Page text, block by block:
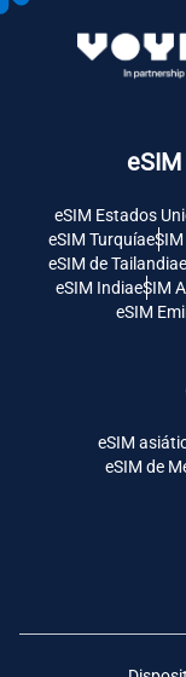
eSIM Estados
eSIM Turquía
eSIM de Tailandia
eSIM IndiaeSIM
eSIM
eSIM
eSIM de